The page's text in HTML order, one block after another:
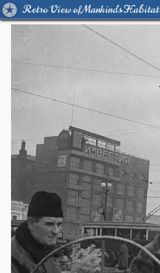
Retro View of Mankind's Habitat